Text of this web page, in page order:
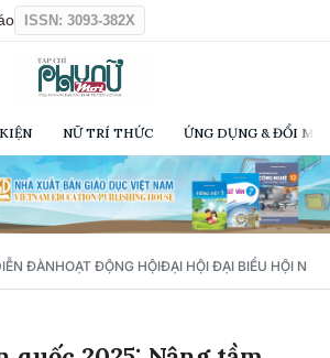
ISSN: 3093-382X
NỮ TRÍ THỨC ỨNG DỤNG & ĐỔI
ĐÀNHOẠT ĐỘNG HỘIĐẠI HỘI ĐẠI BIỂU HỘI NỮ